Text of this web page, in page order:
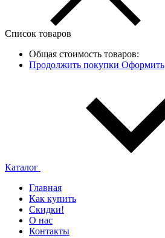
Список товаров
Общая стоимость товаров:
Продолжить покупки Оформить
Каталог
Главная
Как купить
Скидки!
О нас
Контакты